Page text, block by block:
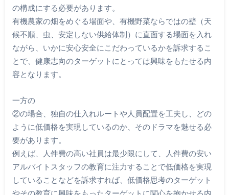
の構成にする必要があります。
有機農家の畑をめぐる場面や、有機野菜ならではの壁（天
候不順、虫、安定しない供給体制）に直面する場面を入れ
ながら、いかに安心安全にこだわっているかを訴求するこ
とで、健康志向のターゲットにとっては興味をもたせる内
容となります。
一方の
②の場合、独自の仕入れルートや人員配置を工夫し、どの
ように低価格を実現しているのか、そのドラマを魅せる必
要があります。
例えば、人件費の高い社員は最少限にして、人件費の安い
アルバイトスタッフの教育に注力することで低価格を実現
していることなどを訴求すれば、低価格思考のターゲット
やその教育に興味をもったターゲットに関心を抱かせる内